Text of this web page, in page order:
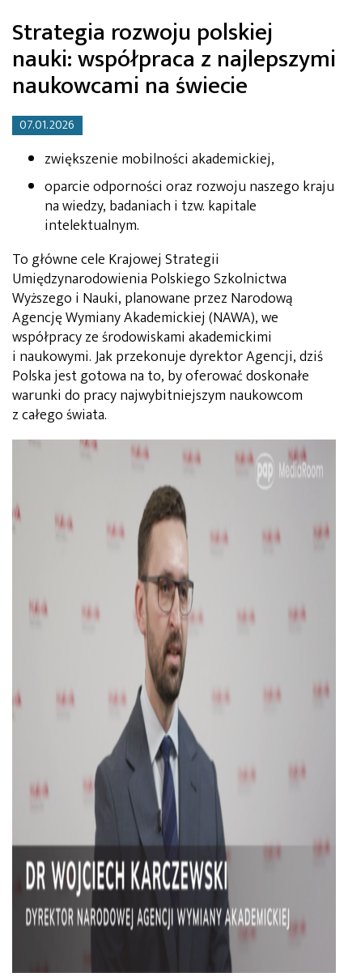
Strategia rozwoju polskiej
nauki: współpraca z najlepszymi
naukowcami na świecie
07.01.2026
zwiększenie mobilności akademickiej,
oparcie odporności oraz rozwoju naszego kraju
na wiedzy, badaniach i tzw. kapitale
intelektualnym.
To główne cele Krajowej Strategii
Umiędzynarodowienia Polskiego Szkolnictwa
Wyższego i Nauki, planowane przez Narodową
Agencję Wymiany Akademickiej (NAWA), we
współpracy ze środowiskami akademickimi
i naukowymi. Jak przekonuje dyrektor Agencji, dziś
Polska jest gotowa na to, by oferować doskonałe
warunki do pracy najwybitniejszym naukowcom
z całego świata.